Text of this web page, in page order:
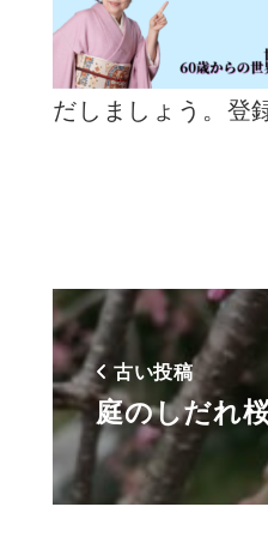
だしましょう。登
古い投稿
庭のしだれ